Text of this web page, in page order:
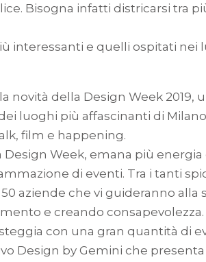
Bisogna infatti districarsi tra
interessanti e quelli ospitati nei
novità della Design Week
luoghi più affascinanti di
film e happening.
Week, emana più
di eventi. Tra i tanti
aziende che vi guideranno
e creando consapevolezza.
con una gran quantità di
Design by Gemini che presenta